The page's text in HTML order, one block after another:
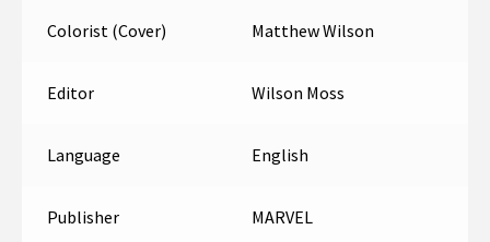
Colorist (Cover) Matthew Wilson
Editor Wilson Moss
Language English
Publisher MARVEL